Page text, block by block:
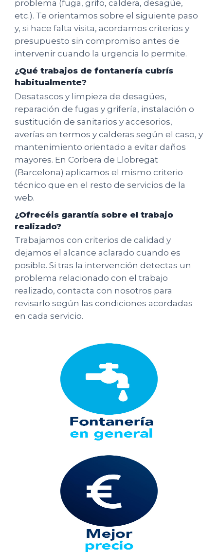
problema (fuga, grifo, caldera, desagüe,
etc.). Te orientamos sobre el siguiente paso
y, si hace falta visita, acordamos criterios y
presupuesto sin compromiso antes de
intervenir cuando la urgencia lo permite.
¿Qué trabajos de fontanería cubrís
habitualmente?
Desatascos y limpieza de desagües,
reparación de fugas y grifería, instalación o
sustitución de sanitarios y accesorios,
averías en termos y calderas según el caso, y
mantenimiento orientado a evitar daños
mayores. En Corbera de Llobregat
(Barcelona) aplicamos el mismo criterio
técnico que en el resto de servicios de la
web.
¿Ofrecéis garantía sobre el trabajo
realizado?
Trabajamos con criterios de calidad y
dejamos el alcance aclarado cuando es
posible. Si tras la intervención detectas un
problema relacionado con el trabajo
realizado, contacta con nosotros para
revisarlo según las condiciones acordadas
en cada servicio.